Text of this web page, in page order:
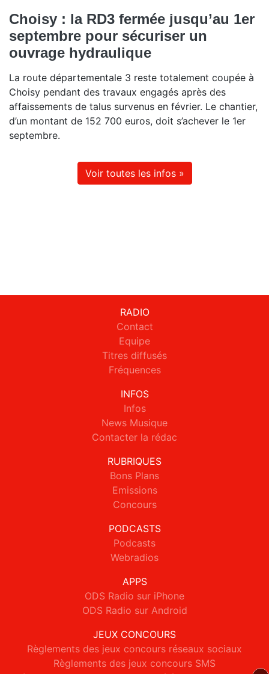
Choisy : la RD3 fermée jusqu’au 1er
septembre pour sécuriser un
ouvrage hydraulique
La route départementale 3 reste totalement coupée à
Choisy pendant des travaux engagés après des
affaissements de talus survenus en février. Le chantier,
d’un montant de 152 700 euros, doit s’achever le 1er
septembre.
Voir toutes les infos »
RADIO
Contact
Equipe
Titres diffusés
Fréquences
INFOS
Infos
News Musique
Contacter la rédac
RUBRIQUES
Bons Plans
Emissions
Concours
PODCASTS
Podcasts
Webradios
APPS
ODS Radio sur iPhone
ODS Radio sur Android
JEUX CONCOURS
Règlements des jeux concours réseaux sociaux
Règlements des jeux concours SMS